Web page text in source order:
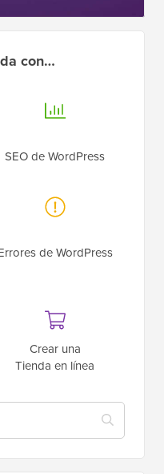
con…
SEO de WordPress
de WordPress
Crear una
Tienda en línea